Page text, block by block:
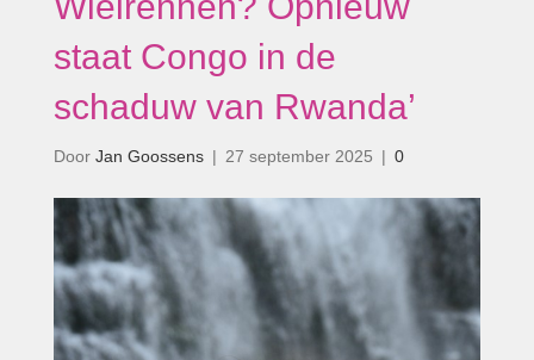
staat Congo in de
schaduw van Rwanda’
Door Jan Goossens | 27 september 2025 | 0